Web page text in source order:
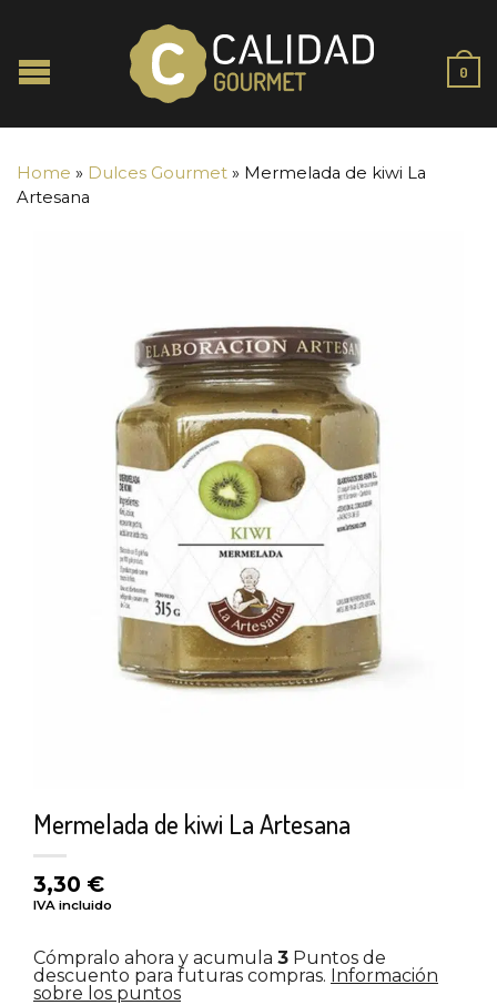
0
Home » Dulces Gourmet » Mermelada de kiwi La
Artesana
Mermelada de kiwi La Artesana
3,30 €
IVA incluido
Cómpralo ahora y acumula 3 Puntos de
descuento para futuras compras. Información
sobre los puntos